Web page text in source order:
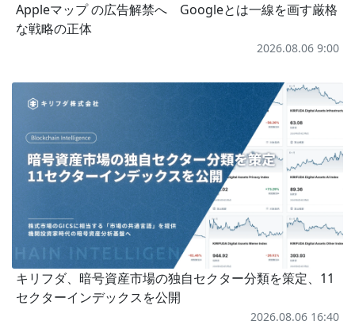
Appleマップ の広告解禁へ Googleとは一線を画す厳格
な戦略の正体
2026.08.06 9:00
キリフダ、暗号資産市場の独自セクター分類を策定、11
セクターインデックスを公開
2026.08.06 16:40